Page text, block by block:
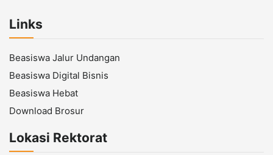
Links
Beasiswa Jalur Undangan
Beasiswa Digital Bisnis
Beasiswa Hebat
Download Brosur
Lokasi Rektorat